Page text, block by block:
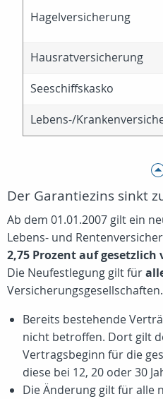
Hagelversicherung
Hausratversicherung
Seeschiffskasko
Lebens-/
Der Garantiezins sinkt
Ab dem 01.01.2007 gilt ein
Lebens- und
2,75 Prozent auf gesetzlich
Die Neufestlegung gilt für
Versicherungsgesellschaften.
Bereits bestehende
nicht betroffen. Dort gilt
Vertragsbeginn für die
diese bei 12, 20 oder 30
Die Änderung gilt für alle